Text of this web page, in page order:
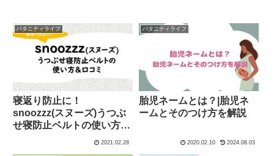
パタニティライフ
寝返り防止に！
snoozzz(スヌーズ)うつぶ
せ寝防止ベルトの使い方&
2021.02.28
パタニティライフ
胎児ネームとは？|胎児ネ
ームとそのつけ方を解説
2020.02.10 2024.08.03